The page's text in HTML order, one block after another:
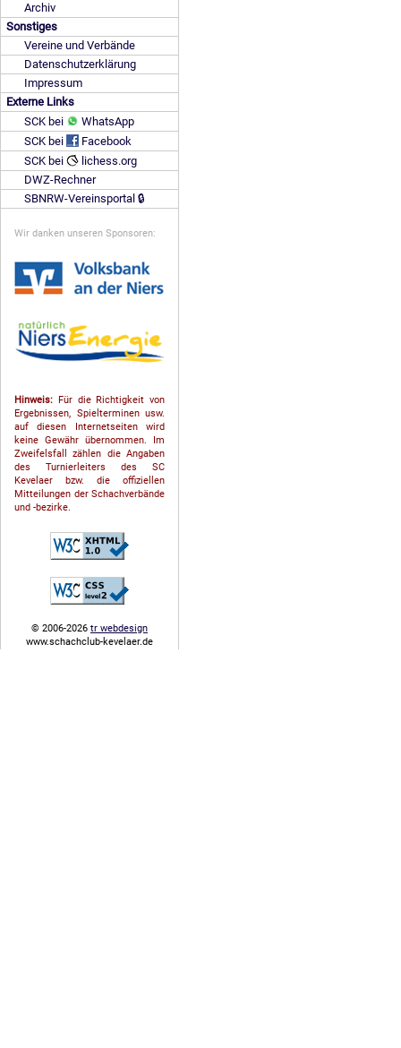
Archiv
Sonstiges
Vereine und Verbände
Datenschutzerklärung
Impressum
Externe Links
SCK bei
WhatsApp
SCK bei
Facebook
SCK bei
lichess.org
DWZ-Rechner
SBNRW-Vereinsportal 🔒
Wir danken unseren Sponsoren:
Hinweis: Für die Richtigkeit von
Ergebnissen, Spielterminen usw.
auf diesen Internetseiten wird
keine Gewähr übernommen. Im
Zweifelsfall zählen die Angaben
des Turnierleiters des SC
Kevelaer bzw. die offiziellen
Mitteilungen der Schach­ver­bände
und -bezirke.
© 2006-2026 tr webdesign
www.schachclub-kevelaer.de